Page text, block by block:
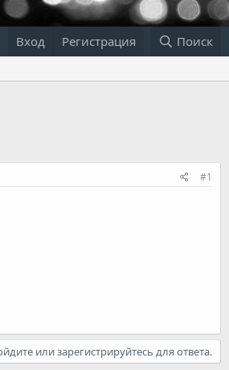
Вход Регистрация Поиск
#1
или зарегистрируйтесь для ответа.